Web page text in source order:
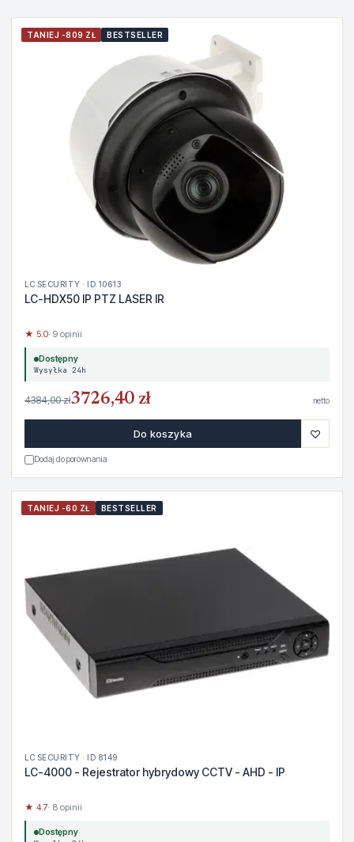
TANIEJ -809 ZŁ BESTSELLER
LC SECURITY · ID 10613
LC-HDX50 IP PTZ LASER IR
★ 5.0· 9 opinii
Dostępny
Wysyłka 24h
4384,00 zł3726,40 zł netto
Do koszyka ♡
Dodaj do porównania
TANIEJ -60 ZŁ BESTSELLER
LC SECURITY · ID 8149
LC-4000 - Rejestrator hybrydowy CCTV - AHD - IP
★ 4.7· 8 opinii
Dostępny